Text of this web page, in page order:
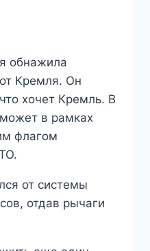
обнажила
Кремля. Он
хочет Кремль. В
в рамках
флагом
от системы
отдав рычаги